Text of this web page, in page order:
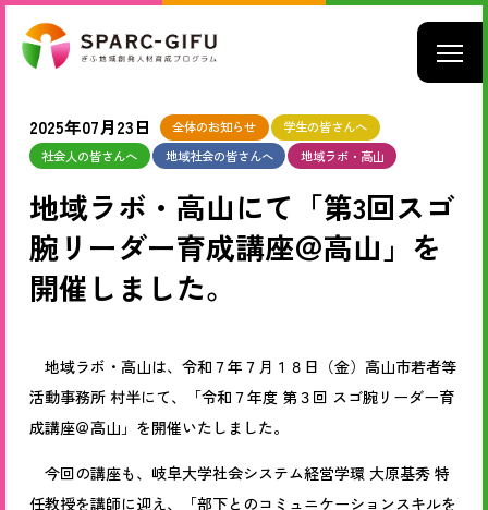
2025年07月23日 全体のお知らせ
学生の皆さんへ
社会人の皆さんへ
地域社会の皆さんへ 地域ラボ・高山
地域ラボ・高山にて「第3回スゴ
腕リーダー育成講座＠高山」を
開催しました。
地域ラボ・高山は、令和７年７月１８日（金）高山市若者等
活動事務所 村半にて、「令和７年度 第３回 スゴ腕リーダー育
成講座＠高山」を開催いたしました。
今回の講座も、岐阜大学社会システム経営学環 大原基秀 特
任教授を講師に迎え、「部下とのコミュニケーションスキルを